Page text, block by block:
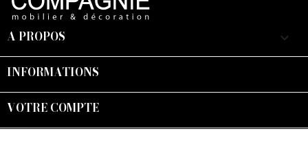
A PROPOS keyboard_arrow_down
INFORMATIONS
VOTRE COMPTE